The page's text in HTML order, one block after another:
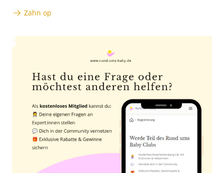
Zahn op